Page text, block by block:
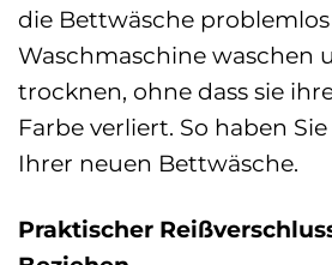
die Bettwäsche
Waschmaschine waschen
trocknen, ohne dass sie
Farbe verliert. So haben
Ihrer neuen Bettwäsche.
Praktischer